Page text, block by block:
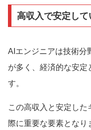
高収入で安定して
AIエンジニアは技術分
が多く、経済的な安定
す。
この高収入と安定した
際に重要な要素となり